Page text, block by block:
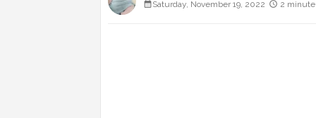
Saturday, November 19, 2022
2 minute